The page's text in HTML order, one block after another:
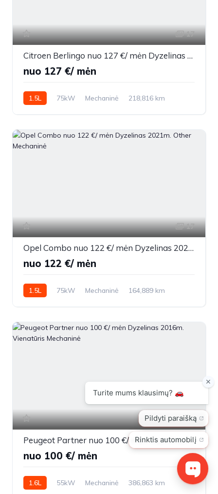
17
Citroen Berlingo nuo 127 €/ mėn Dyzelinas 2021m. Vienatūris Mechaninė
nuo 127 €/ mėn
1.5L 75kW Mechaninė
218,816 km
17
Opel Combo nuo 122 €/ mėn Dyzelinas 2021m. Other Mechaninė
nuo 122 €/ mėn
1.5L 75kW Mechaninė
164,889 km
26
Peugeot Partner nuo 100 €/ mėn Dyzelinas 2016m. Vienatūris Mechaninė
nuo 100 €/ mėn
1.6L 55kW Mechaninė
386,863 km